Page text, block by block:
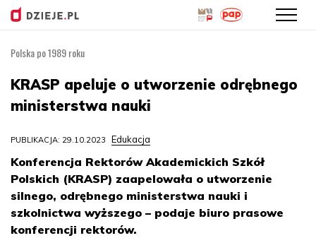
treści
Polska po 1989 roku
KRASP apeluje o utworzenie odrębnego
ministerstwa nauki
PUBLIKACJA: 29.10.2023 Edukacja
Konferencja Rektorów Akademickich Szkół
Polskich (KRASP) zaapelowała o utworzenie
silnego, odrębnego ministerstwa nauki i
szkolnictwa wyższego – podaje biuro prasowe
konferencji rektorów.